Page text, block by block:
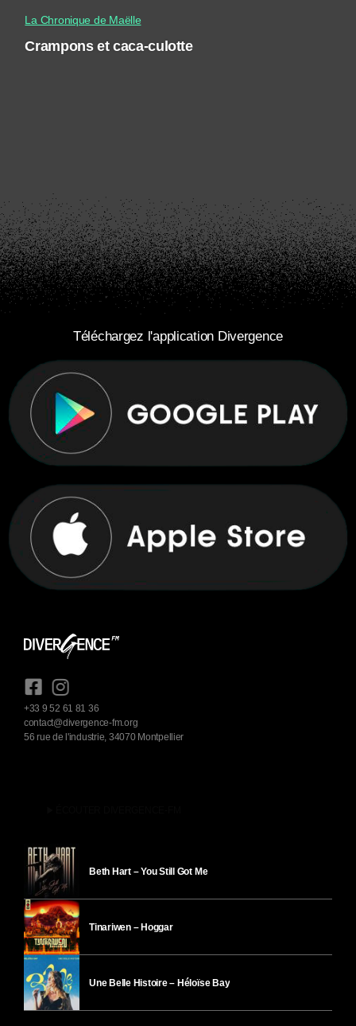
La Chronique de Maëlle
Crampons et caca-culotte
Téléchargez l'application Divergence
+33 9 52 61 81 36
contact@divergence-fm.org
56 rue de l'industrie, 34070 Montpellier
Beth Hart – You Still Got Me
Tinariwen – Hoggar
Une Belle Histoire – Héloïse Bay